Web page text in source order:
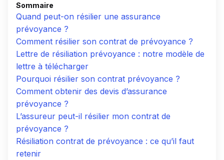
Sommaire
Quand peut-on résilier une assurance
prévoyance ?
Comment résilier son contrat de prévoyance ?
Lettre de résiliation prévoyance : notre modèle de
lettre à télécharger
Pourquoi résilier son contrat prévoyance ?
Comment obtenir des devis d’assurance
prévoyance ?
L’assureur peut-il résilier mon contrat de
prévoyance ?
Résiliation contrat de prévoyance : ce qu’il faut
retenir